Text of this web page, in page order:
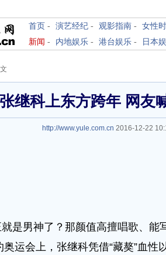
首页 - 演艺经纪 - 观影指南 - 女性
新闻 - 内地娱乐 - 港台娱乐 - 日本
张继科上东方跨年 网友
http://www.yule.com.cn 2016-12-22
男神了？那颜值高擅唱歌、能
运会上，张继科凭借“藏獒”血性